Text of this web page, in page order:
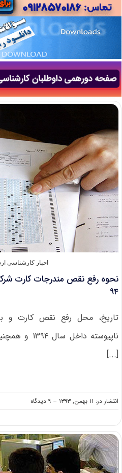
اخبار کارشناسی
نحوه رفع نقص مندرجات کارت
۹۴
تاریخ‌، محل‌ رفع نقص کارت و
ناپیوسته‌
[...]
انتشار در: ۱۱ بهمن, ۱۳۹۳ -- ۹ دیدگاه
on
نحوه
نقص
مندرجات
کارت
شرکت